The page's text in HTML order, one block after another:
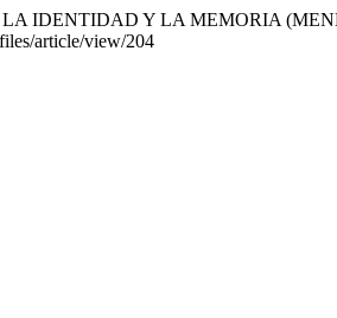
LA IDENTIDAD Y LA MEMORIA
article/view/204